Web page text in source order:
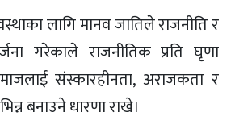
लागि मानव जातिले राजनीति र
गरेकाले राजनीतिक प्रति घृणा
संस्कारहीनता, अराजकता र
बनाउने धारणा राखे।